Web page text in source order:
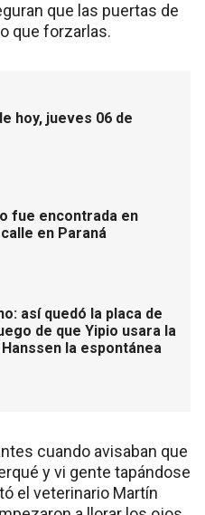
que las puertas de
que forzarlas.
hoy, jueves 06 de
fue encontrada en
en Paraná
así quedó la placa de
de que Yipio usara la
la espontánea
cuando avisaban que
y vi gente tapándose
el veterinario Martín